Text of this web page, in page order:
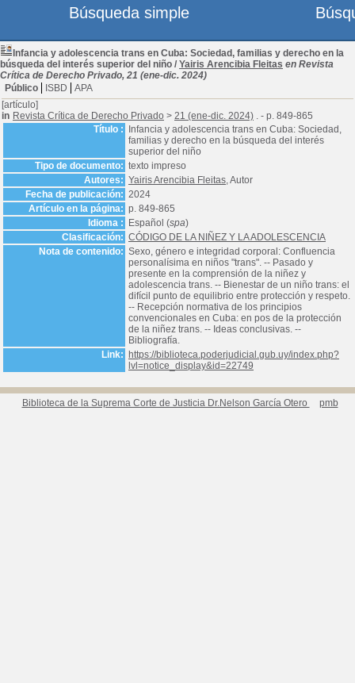
Infancia y adolescencia trans en Cuba: Sociedad, familias y derecho en la
búsqueda del interés superior del niño / Yairis Arencibia Fleitas en Revista
Crítica de Derecho Privado, 21 (ene-dic. 2024)
Público
ISBD
APA
[artículo]
in Revista Crítica de Derecho Privado > 21 (ene-dic. 2024) . - p. 849-865
Título :
Infancia y adolescencia trans en Cuba: Sociedad,
familias y derecho en la búsqueda del interés
superior del niño
Tipo de documento: texto impreso
Autores: Yairis Arencibia Fleitas, Autor
Fecha de publicación: 2024
Artículo en la página: p. 849-865
Idioma :
Español (spa)
Clasificación: CÓDIGO DE LA NIÑEZ Y LA ADOLESCENCIA
Nota de contenido: Sexo, género e integridad corporal: Confluencia
personalísima en niños "trans". -- Pasado y
presente en la comprensión de la niñez y
adolescencia trans. -- Bienestar de un niño trans: el
difícil punto de equilibrio entre protección y respeto.
-- Recepción normativa de los principios
convencionales en Cuba: en pos de la protección
de la niñez trans. -- Ideas conclusivas. --
Bibliografía.
Link:
https://biblioteca.poderjudicial.gub.uy/index.php?
lvl=notice_display&id=22749
Biblioteca de la Suprema Corte de Justicia Dr.Nelson García Otero pmb
Búsqueda simple